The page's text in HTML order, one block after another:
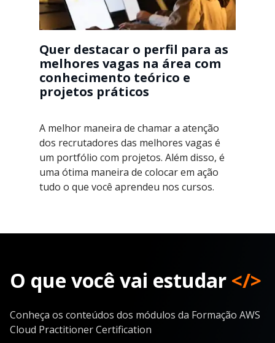
Quer destacar o perfil para as
melhores vagas na área com
conhecimento teórico e
projetos práticos
A melhor maneira de chamar a atenção
dos recrutadores das melhores vagas é
um portfólio com projetos. Além disso, é
uma ótima maneira de colocar em ação
tudo o que você aprendeu nos cursos.
O que você vai estudar </>
Conheça os conteúdos dos módulos da Formação AWS
Cloud Practitioner Certification